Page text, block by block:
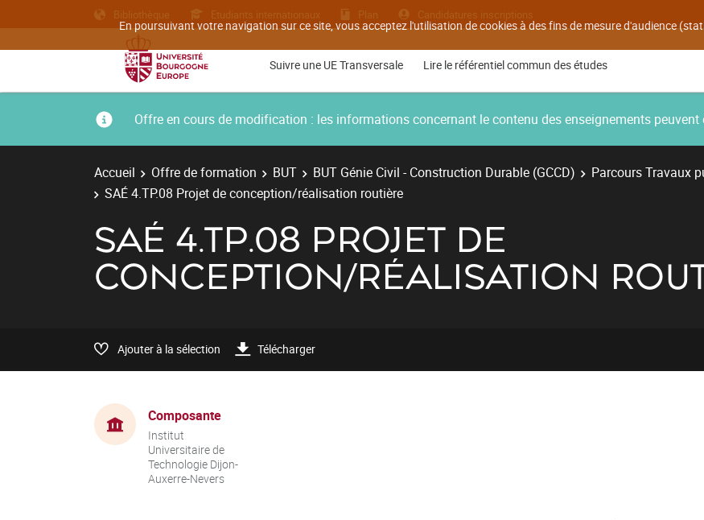
En poursuivant votre navigation sur ce site, vous acceptez l'utilisation de cookies à des fins de mesure d'audience
Bibliothèque Etudiants internationaux Plan Candidatures inscriptions
Suivre une UE Transversale Lire le référentiel commun des études
Offre en cours de modification : les informations concernant le contenu des enseignements peuvent
Accueil Offre de formation BUT BUT Génie Civil - Construction Durable (GCCD)
Parcours Travaux
SAÉ 4.TP.08 Projet de conception/réalisation routière
SAÉ 4.TP.08 PROJET DE
CONCEPTION/RÉALISATION
Ajouter à la sélection Télécharger
Composante
Institut
Universitaire de
Technologie Dijon-
Auxerre-Nevers